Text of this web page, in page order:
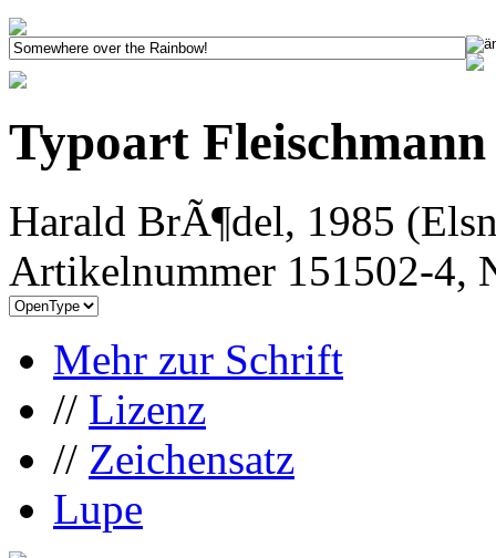
Typoart
Harald BrÃ¶del, 1985
Artikelnummer 151502-4,
Mehr zur Schrift
// Lizenz
// Zeichensatz
Lupe